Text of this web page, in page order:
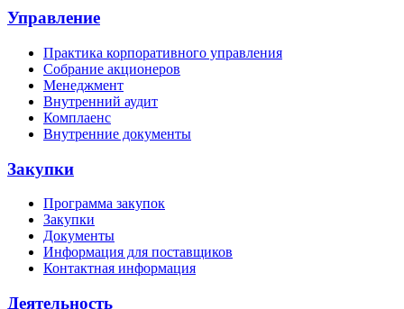
Управление
Практика корпоративного управления
Собрание акционеров
Менеджмент
Внутренний аудит
Комплаенс
Внутренние документы
Закупки
Программа закупок
Закупки
Документы
Информация для поставщиков
Контактная информация
Деятельность